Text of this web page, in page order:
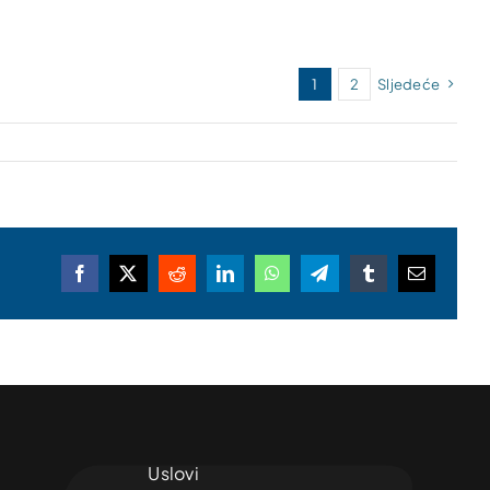
1 2 Sljedeće
Facebook
X RedditLinkedInWhatsAppTelegramTumblrEmail
Uslovi